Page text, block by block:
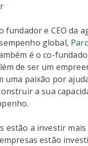
fundador e CEO da
global,
é o co-
de ser um
uma paixão por
a sua
estão a investir
estão